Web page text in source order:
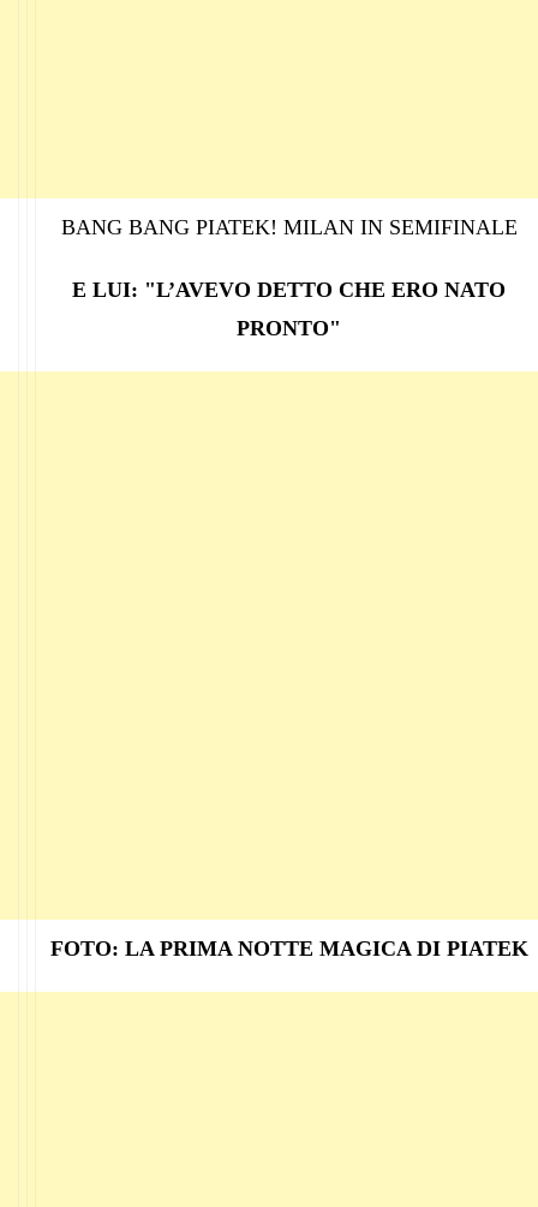
BANG BANG PIATEK! MILAN IN SEMIFINALE
E LUI: "L’AVEVO DETTO CHE ERO NATO
PRONTO"
FOTO: LA PRIMA NOTTE MAGICA DI PIATEK